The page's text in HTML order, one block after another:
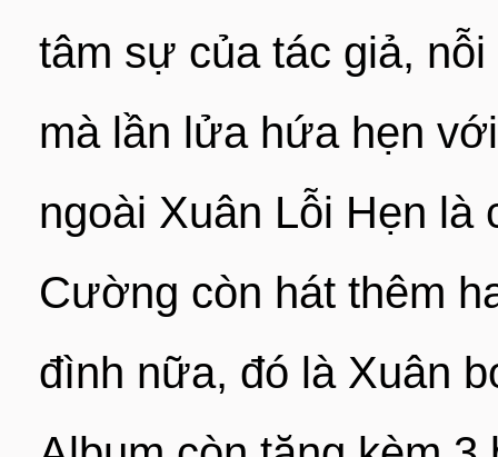
tâm sự của tác giả,
mà lần lửa hứa hẹn
ngoài Xuân Lỗi Hẹn là
Cường còn hát thêm
đình nữa, đó là Xuân